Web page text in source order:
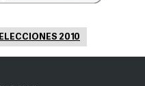
ELECCIONES 2010